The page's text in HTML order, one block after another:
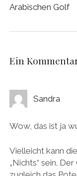
Arabischen Golf
Ein
Sandra
Wow, das ist ja
Vielleicht kann
„Nichts“ sein.